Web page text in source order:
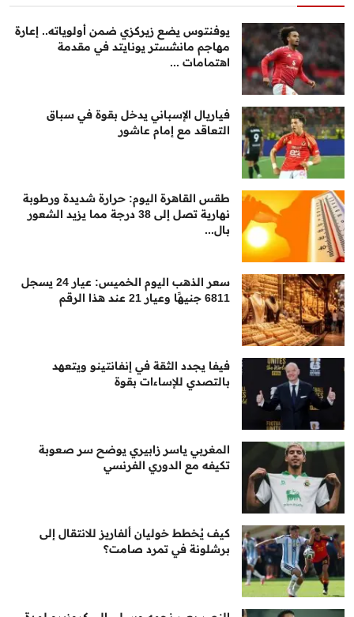
يوفنتوس يضع زيركزي ضمن أولوياته.. إعارة
مهاجم مانشستر يونايتد في مقدمة
اهتمامات ...
فياريال الإسباني يدخل بقوة في سباق
التعاقد مع إمام عاشور
طقس القاهرة اليوم: حرارة شديدة ورطوبة
نهارية تصل إلى 38 درجة مما يزيد الشعور
بال...
سعر الذهب اليوم الخميس: عيار 24 يسجل
6811 جنيهًا وعيار 21 عند هذا الرقم
فيفا يجدد الثقة في إنفانتينو ويتعهد
بالتصدي للإساءات بقوة
المغربي ياسر زابيري يوضح سر صعوبة
تكيفه مع الدوري الفرنسي
كيف يُخطط خوليان ألفاريز للانتقال إلى
برشلونة في تمرد صامت؟